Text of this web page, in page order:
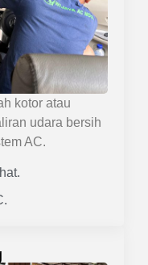
kotor atau
udara bersih
AC.